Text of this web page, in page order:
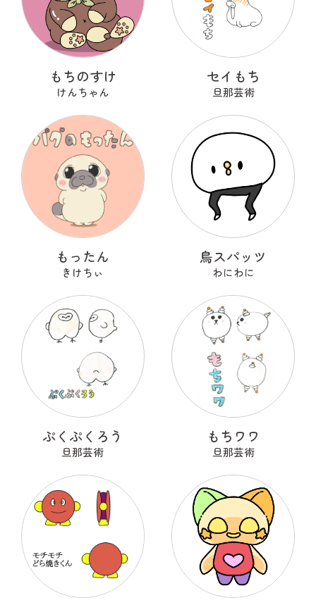
もちのすけ
けんちゃん
セイもち
旦那芸術
もったん
きけちぃ
鳥スパッツ
わにわに
ぷくぷくろう
旦那芸術
もちワワ
旦那芸術